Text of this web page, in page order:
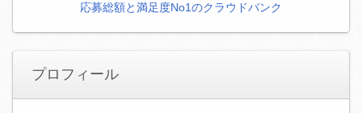
応募総額と満足度No1のクラウドバンク
プロフィール